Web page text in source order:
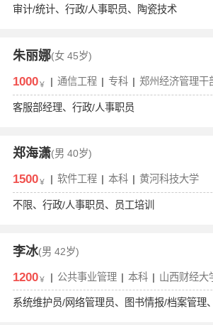
审计/统计、行政/人事职员、陶瓷技术
朱丽娜(女 45岁)
1000￥ | 通信工程 | 专科 | 郑州经济管理干
客服部经理、行政/人事职员
郑海潇(男 40岁)
1500￥ | 软件工程 | 本科 | 黄河科技大学
不限、行政/人事职员、员工培训
李冰(男 42岁)
1200￥ | 公共事业管理 | 本科 | 山西财经大
系统维护员/网络管理员、图书情报/档案管理